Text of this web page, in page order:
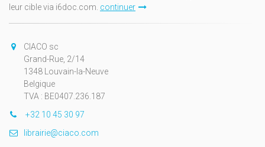
leur cible via i6doc.com. continuer
CIACO sc
Grand-Rue, 2/14
1348 Louvain-la-Neuve
Belgique
TVA : BE0407.236.187
+32 10 45 30 97
librairie@ciaco.com